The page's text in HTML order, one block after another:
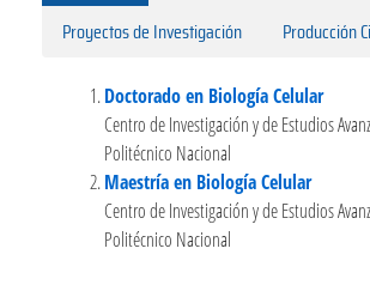
Proyectos de Investigación
Producción
Doctorado en Biología Celular
Centro de Investigación y de Estudios
Politécnico Nacional
Maestría en Biología Celular
Centro de Investigación y de Estudios
Politécnico Nacional